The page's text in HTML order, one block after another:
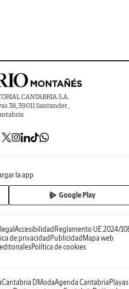
CANTABRIA S.A.
38, 39011 Santander ,
la app
Google Play
AccesibilidadReglamento UE 2024/
de privacidadPublicidadMapa web
Política de cookies
Cantabria DModaAgenda CantabriaPlayas